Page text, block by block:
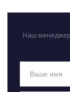
Наш менеджер